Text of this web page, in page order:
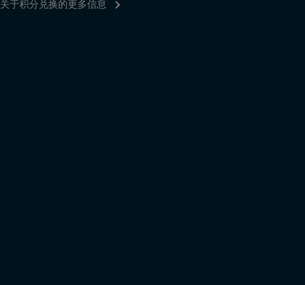
关于积分兑换的更多信息